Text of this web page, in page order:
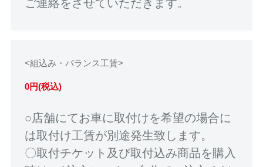
ご連絡をさせていただきます。
<組込み・バランス工賃>
0円(税込)
○店舗にてお車に取付けを希望の場合に
は取付け工賃が別途発生致します。
〇取付チケット及び取付込み商品を購入